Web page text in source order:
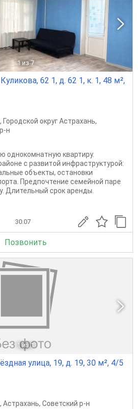
1 из 7
62 1, д. 62 1, к. 1, 48 м²,
, Городской округ Астрахань,
н
однокомнатную квартиру.
с развитой инфраструктурой:
объекты, остановки
Предпочтение семейной паре
Длительный срок аренды.
30.07
Позвонить
1 из 1
улица, 19, д. 19, 30 м², 4/5
, Астрахань, Советский р-н